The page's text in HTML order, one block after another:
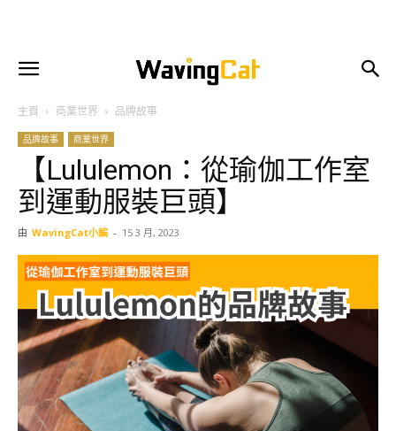
主頁 商業世界 品牌故事
品牌故事 商業世界
【Lululemon：從瑜伽工作室
到運動服裝巨頭】
由 WavingCat小編 - 15 3 月, 2023